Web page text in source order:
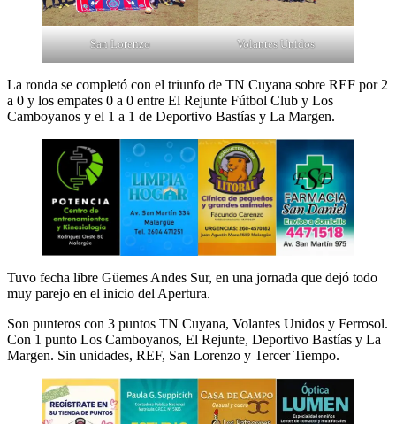
San Lorenzo Volantes Unidos
La ronda se completó con el triunfo de TN Cuyana sobre REF por 2
a 0 y los empates 0 a 0 entre El Rejunte Fútbol Club y Los
Camboyanos y el 1 a 1 de Deportivo Bastías y La Margen.
Tuvo fecha libre Güemes Andes Sur, en una jornada que dejó todo
muy parejo en el inicio del Apertura.
Son punteros con 3 puntos TN Cuyana, Volantes Unidos y Ferrosol.
Con 1 punto Los Camboyanos, El Rejunte, Deportivo Bastías y La
Margen. Sin unidades, REF, San Lorenzo y Tercer Tiempo.